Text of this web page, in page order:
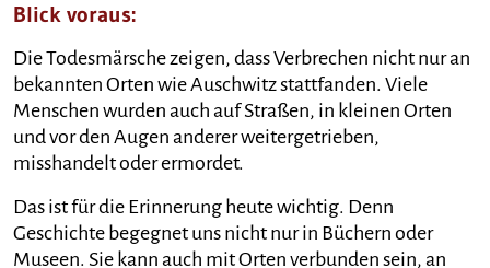
Blick voraus:
Die Todesmärsche zeigen, dass Verbrechen nicht nur an
bekannten Orten wie Auschwitz stattfanden. Viele
Menschen wurden auch auf Straßen, in kleinen Orten
und vor den Augen anderer weitergetrieben,
misshandelt oder ermordet.
Das ist für die Erinnerung heute wichtig. Denn
Geschichte begegnet uns nicht nur in Büchern oder
Museen. Sie kann auch mit Orten verbunden sein, an